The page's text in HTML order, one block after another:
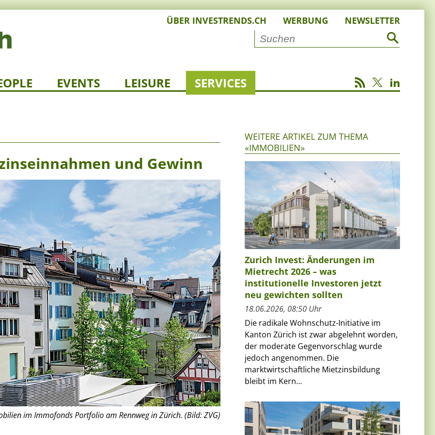
ÜBER INVESTRENDS.CH WERBUNG NEWSLETTER
EVENTS LEISURE SERVICES
und Gewinn
im Immofonds Portfolio am Rennweg in Zürich. (Bild: ZVG)
WEITERE ARTIKEL ZUM THEMA
«IMMOBILIEN»
Zurich Invest: Änderungen im
Mietrecht 2026 – was
institutionelle Investoren jetzt
neu gewichten sollten
18.06.2026, 08:50 Uhr
Die radikale Wohnschutz-Initiative im
Kanton Zürich ist zwar abgelehnt worden,
der moderate Gegenvorschlag wurde
jedoch angenommen. Die
marktwirtschaftliche Mietzinsbildung
bleibt im Kern...